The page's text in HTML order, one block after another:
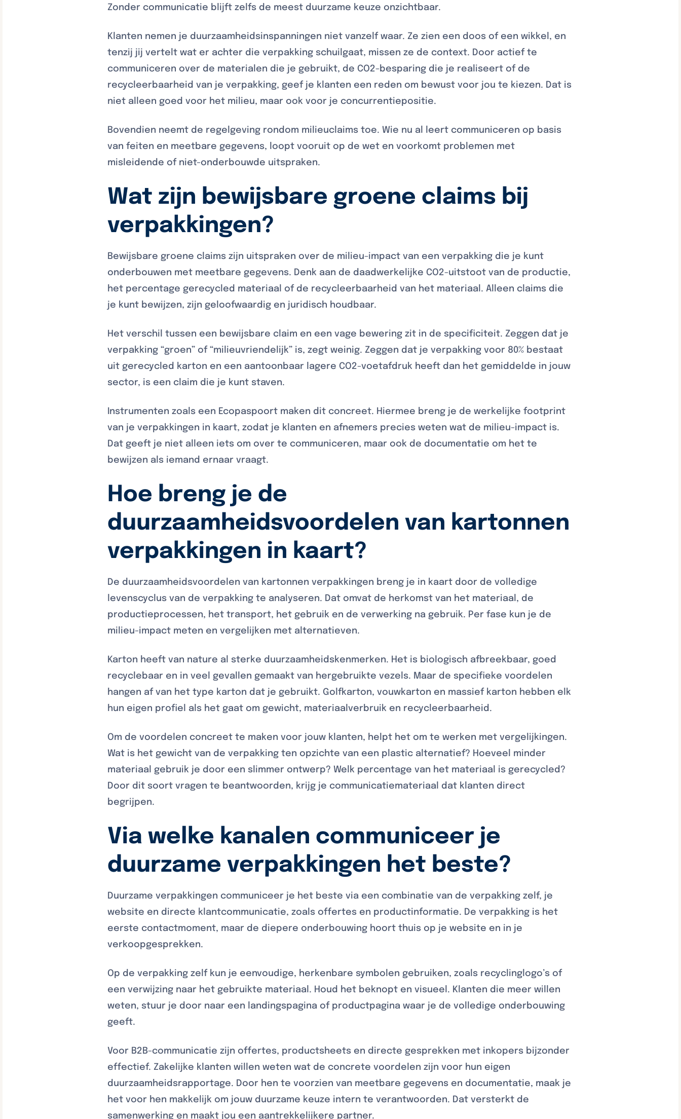
Zonder communicatie blijft zelfs de meest duurzame keuze onzichtbaar.
Klanten nemen je duurzaamheidsinspanningen niet vanzelf waar. Ze zien een doos of een wikkel, en
tenzij jij vertelt wat er achter die verpakking schuilgaat, missen ze de context. Door actief te
communiceren over de materialen die je gebruikt, de CO2-besparing die je realiseert of de
recycleerbaarheid van je verpakking, geef je klanten een reden om bewust voor jou te kiezen. Dat is
niet alleen goed voor het milieu, maar ook voor je concurrentiepositie.
Bovendien neemt de regelgeving rondom milieuclaims toe. Wie nu al leert communiceren op basis
van feiten en meetbare gegevens, loopt vooruit op de wet en voorkomt problemen met
misleidende of niet-onderbouwde uitspraken.
Wat zijn bewijsbare groene claims bij
verpakkingen?
Bewijsbare groene claims zijn uitspraken over de milieu-impact van een verpakking die je kunt
onderbouwen met meetbare gegevens. Denk aan de daadwerkelijke CO2-uitstoot van de productie,
het percentage gerecycled materiaal of de recycleerbaarheid van het materiaal. Alleen claims die
je kunt bewijzen, zijn geloofwaardig en juridisch houdbaar.
Het verschil tussen een bewijsbare claim en een vage bewering zit in de specificiteit. Zeggen dat je
verpakking “groen” of “milieuvriendelijk” is, zegt weinig. Zeggen dat je verpakking voor 80% bestaat
uit gerecycled karton en een aantoonbaar lagere CO2-voetafdruk heeft dan het gemiddelde in jouw
sector, is een claim die je kunt staven.
Instrumenten zoals een Ecopaspoort maken dit concreet. Hiermee breng je de werkelijke footprint
van je verpakkingen in kaart, zodat je klanten en afnemers precies weten wat de milieu-impact is.
Dat geeft je niet alleen iets om over te communiceren, maar ook de documentatie om het te
bewijzen als iemand ernaar vraagt.
Hoe breng je de
duurzaamheidsvoordelen van kartonnen
verpakkingen in kaart?
De duurzaamheidsvoordelen van kartonnen verpakkingen breng je in kaart door de volledige
levenscyclus van de verpakking te analyseren. Dat omvat de herkomst van het materiaal, de
productieprocessen, het transport, het gebruik en de verwerking na gebruik. Per fase kun je de
milieu-impact meten en vergelijken met alternatieven.
Karton heeft van nature al sterke duurzaamheidskenmerken. Het is biologisch afbreekbaar, goed
recyclebaar en in veel gevallen gemaakt van hergebruikte vezels. Maar de specifieke voordelen
hangen af van het type karton dat je gebruikt. Golfkarton, vouwkarton en massief karton hebben elk
hun eigen profiel als het gaat om gewicht, materiaalverbruik en recycleerbaarheid.
Om de voordelen concreet te maken voor jouw klanten, helpt het om te werken met vergelijkingen.
Wat is het gewicht van de verpakking ten opzichte van een plastic alternatief? Hoeveel minder
materiaal gebruik je door een slimmer ontwerp? Welk percentage van het materiaal is gerecycled?
Door dit soort vragen te beantwoorden, krijg je communicatiemateriaal dat klanten direct
begrijpen.
Via welke kanalen communiceer je
duurzame verpakkingen het beste?
Duurzame verpakkingen communiceer je het beste via een combinatie van de verpakking zelf, je
website en directe klantcommunicatie, zoals offertes en productinformatie. De verpakking is het
eerste contactmoment, maar de diepere onderbouwing hoort thuis op je website en in je
verkoopgesprekken.
Op de verpakking zelf kun je eenvoudige, herkenbare symbolen gebruiken, zoals recyclinglogo’s of
een verwijzing naar het gebruikte materiaal. Houd het beknopt en visueel. Klanten die meer willen
weten, stuur je door naar een landingspagina of productpagina waar je de volledige onderbouwing
geeft.
Voor B2B-communicatie zijn offertes, productsheets en directe gesprekken met inkopers bijzonder
effectief. Zakelijke klanten willen weten wat de concrete voordelen zijn voor hun eigen
duurzaamheidsrapportage. Door hen te voorzien van meetbare gegevens en documentatie, maak je
het voor hen makkelijk om jouw duurzame keuze intern te verantwoorden. Dat versterkt de
samenwerking en maakt jou een aantrekkelijkere partner.